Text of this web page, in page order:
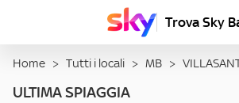
Trova Sky
Home > Tutti i locali > MB >
ULTIMA SPIAGGIA